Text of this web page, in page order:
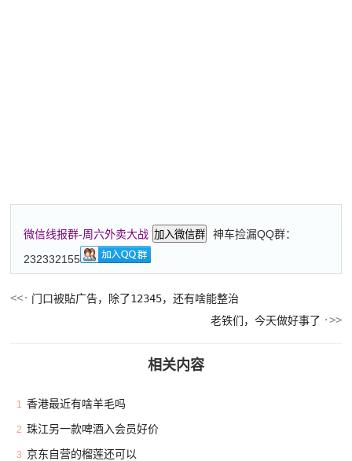
微信线报群-周六外卖大战 加入微信群
神车捡漏QQ群：
232332155
门口被貼广告，除了12345，还有啥能整治
老铁们，今天做好事了
相关内容
1 香港最近有啥羊毛吗
2 珠江另一款啤酒入会员好价
3 京东自营的榴莲还可以